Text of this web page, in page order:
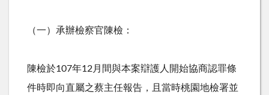
（一）承辦檢察官陳檢：
陳檢於107年12 月間與本案辯護人開始協商認罪條
件時即向直屬之蔡主任報告，且當時桃園地檢署並